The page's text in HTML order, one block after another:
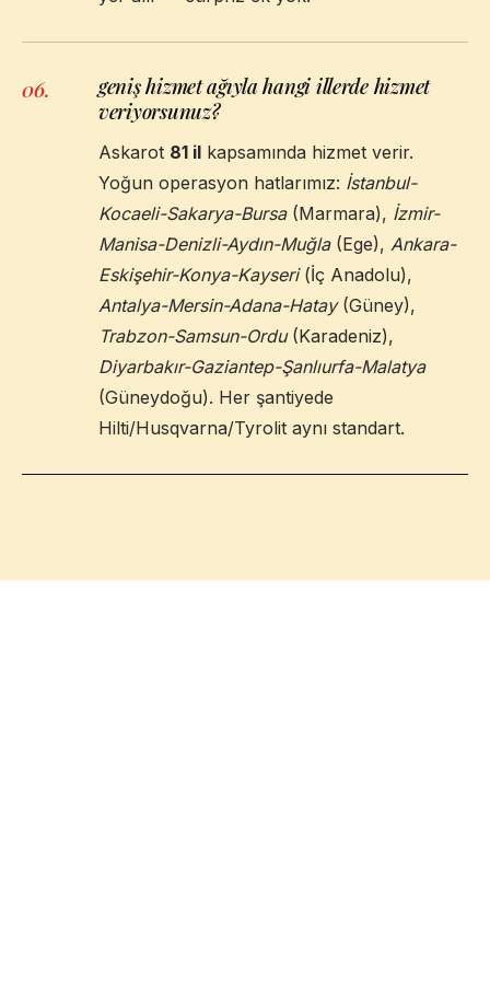
06.
geniş hizmet ağıyla hangi illerde hizmet
veriyorsunuz?
Askarot 81 il kapsamında hizmet verir.
Yoğun operasyon hatlarımız: İstanbul-
Kocaeli-Sakarya-Bursa(Marmara), İzmir-
Manisa-Denizli-Aydın-Muğla(Ege), Ankara-
Eskişehir-Konya-Kayseri(İç Anadolu),
Antalya-Mersin-Adana-Hatay(Güney),
Trabzon-Samsun-Ordu(Karadeniz),
Diyarbakır-Gaziantep-Şanlıurfa-Malatya
(Güneydoğu). Her şantiyede
Hilti/Husqvarna/Tyrolit aynı standart.